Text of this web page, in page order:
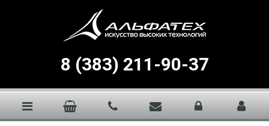
8 (383) 211-90-37